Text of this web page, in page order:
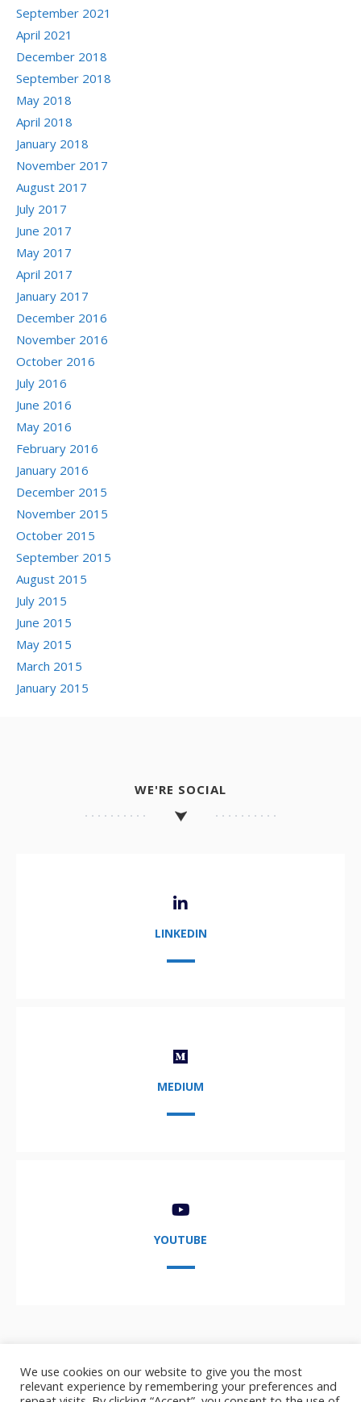
September 2021
April 2021
December 2018
September 2018
May 2018
April 2018
January 2018
November 2017
August 2017
July 2017
June 2017
May 2017
April 2017
January 2017
December 2016
November 2016
October 2016
July 2016
June 2016
May 2016
February 2016
January 2016
December 2015
November 2015
October 2015
September 2015
August 2015
July 2015
June 2015
May 2015
March 2015
January 2015
WE'RE SOCIAL
LINKEDIN
MEDIUM
YOUTUBE
We use cookies on our website to give you the most
relevant experience by remembering your preferences and